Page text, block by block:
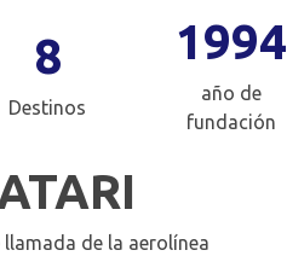
8
Destinos
1994
año de
fundación
de la aerolínea